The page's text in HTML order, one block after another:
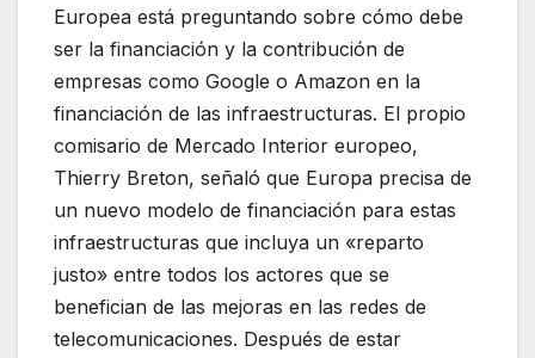
Europea está preguntando sobre cómo debe
ser la financiación y la contribución de
empresas como Google o Amazon en la
financiación de las infraestructuras. El propio
comisario de Mercado Interior europeo,
Thierry Breton, señaló que Europa precisa de
un nuevo modelo de financiación para estas
infraestructuras que incluya un «reparto
justo» entre todos los actores que se
benefician de las mejoras en las redes de
telecomunicaciones. Después de estar